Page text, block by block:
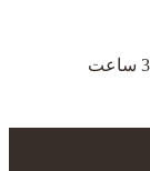
بسته به نوع و وسعت عمل ممکن است بین 1 تا 3 ساعت